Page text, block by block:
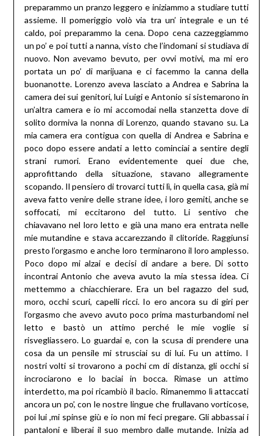
preparammo un pranzo leggero e iniziammo a studiare tutti
assieme. Il pomeriggio volò via tra un’ integrale e un té
caldo, poi preparammo la cena. Dopo cena cazzeggiammo
un po’ e poi tutti a nanna, visto che l’indomani si studiava di
nuovo. Non avevamo bevuto, per ovvi motivi, ma mi ero
portata un po’ di marijuana e ci facemmo la canna della
buonanotte. Lorenzo aveva lasciato a Andrea e Sabrina la
camera dei sui genitori, lui Luigi e Antonio si sistemarono in
un’altra camera e io mi accomodai nella stanzetta dove di
solito dormiva la nonna di Lorenzo, quando stavano su. La
mia camera era contigua con quella di Andrea e Sabrina e
poco dopo essere andati a letto cominciai a sentire degli
strani rumori. Erano evidentemente quei due che,
approfittando della situazione, stavano allegramente
scopando. Il pensiero di trovarci tutti lì, in quella casa, già mi
aveva fatto venire delle strane idee, i loro gemiti, anche se
soffocati, mi eccitarono del tutto. Li sentivo che
chiavavano nel loro letto e già una mano era entrata nelle
mie mutandine e stava accarezzando il clitoride. Raggiunsi
presto l’orgasmo e anche loro terminarono il loro amplesso.
Poco dopo mi alzai e decisi di andare a bere. Di sotto
incontrai Antonio che aveva avuto la mia stessa idea. Ci
mettemmo a chiacchierare. Era un bel ragazzo del sud,
moro, occhi scuri, capelli ricci. Io ero ancora su di giri per
l’orgasmo che avevo avuto poco prima masturbandomi nel
letto e bastò un attimo perché le mie voglie si
risvegliassero. Lo guardai e, con la scusa di prendere una
cosa da un pensile mi strusciai su di lui. Fu un attimo. I
nostri volti si trovarono a pochi cm di distanza, gli occhi si
incrociarono e lo baciai in bocca. Rimase un attimo
interdetto, ma poi ricambiò il bacio. Rimanemmo lì attaccati
ancora un po’, con le nostre lingue che frullavano vorticose,
poi lui ,mi spinse giù e io non mi feci pregare. Gli abbassai i
pantaloni e liberai il suo membro dalle mutande. Inizia ad